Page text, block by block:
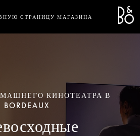
СТРАНИЦУ МАГАЗИНА
КИНОТЕАТРА В
BORDEAUX